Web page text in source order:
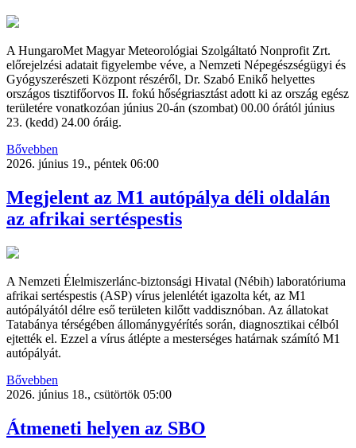
A HungaroMet Magyar Meteorológiai Szolgáltató Nonprofit Zrt.
előrejelzési adatait figyelembe véve, a Nemzeti Népegészségügyi és
Gyógyszerészeti Központ részéről, Dr. Szabó Enikő helyettes
országos tisztifőorvos II. fokú hőségriasztást adott ki az ország egész
területére vonatkozóan június 20-án (szombat) 00.00 órától június
23. (kedd) 24.00 óráig.
Bővebben
2026. június 19., péntek 06:00
Megjelent az M1 autópálya déli oldalán
az afrikai sertéspestis
A Nemzeti Élelmiszerlánc-biztonsági Hivatal (Nébih) laboratóriuma
afrikai sertéspestis (ASP) vírus jelenlétét igazolta két, az M1
autópályától délre eső területen kilőtt vaddisznóban. Az állatokat
Tatabánya térségében állománygyérítés során, diagnosztikai célból
ejtették el. Ezzel a vírus átlépte a mesterséges határnak számító M1
autópályát.
Bővebben
2026. június 18., csütörtök 05:00
Átmeneti helyen az SBO